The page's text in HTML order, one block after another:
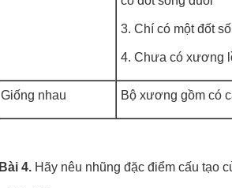
3. Chí có một đốt
4. Chưa có xương
Giống nhau Bộ xương gồm có
Bài 4.Hãy nêu nhũng đặc điểm cấu tạo